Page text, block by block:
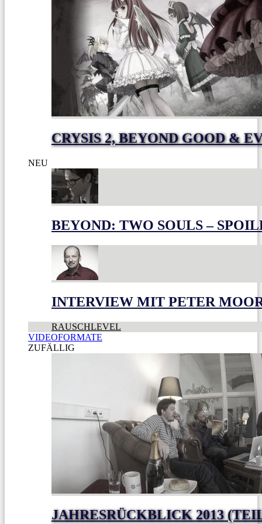
CRYSIS 2, BEYOND GOOD &
NEU
BEYOND: TWO SOULS –
INTERVIEW MIT PETER
RAUSCHLEVEL
VIDEOFORMATE
ZUFÄLLIG
JAHRESRÜCKBLICK 2013